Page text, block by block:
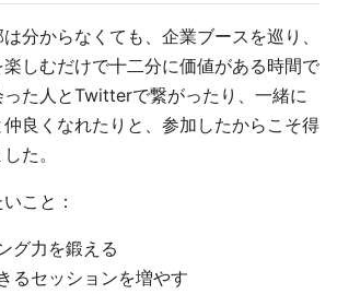
分からなくても、企業ブースを巡り、
しむだけで十二分に価値がある時間で
った人とTwitterで繋がったり、一緒に
良くなれたりと、参加したからこそ得
た。
こと：
グ力を鍛える
るセッションを増やす